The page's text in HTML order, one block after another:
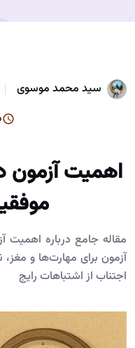
سید محمد موسوی
اهمیت آزمون
مقاله جامع درباره اهمیت
آزمون برای مهارت‌ها و
اجتناب از اشتباهات رایج